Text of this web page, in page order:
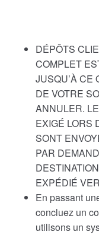
DÉPÔTS
COMPLET
JUSQU’À CE
DE VOTRE
ANNULER.
EXIGÉ LORS
SONT
PAR
EXPÉDIÉ
En passant
concluez un
utilisons un